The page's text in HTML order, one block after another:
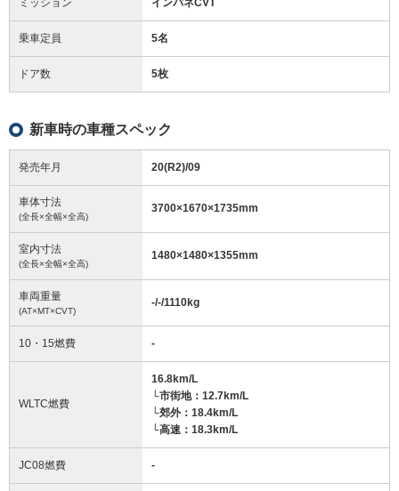
乗車定員 5名
ドア数 5枚
新車時の車種スペック
発売年月 20(R2)/09
車体寸法
(全長×全幅×全高)
3700×1670×1735mm
室内寸法
(全長×全幅×全高)
1480×1480×1355mm
車両重量
(AT×MT×CVT)
-/-/1110kg
10・15燃費 -
WLTC燃費
16.8km/L
└市街地：12.7km/L
└郊外：18.4km/L
└高速：18.3km/L
JC08燃費 -